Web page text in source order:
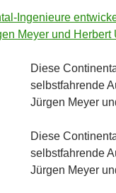
Diese
selbstfahrende
Jürgen Meyer
Diese
selbstfahrende
Jürgen Meyer